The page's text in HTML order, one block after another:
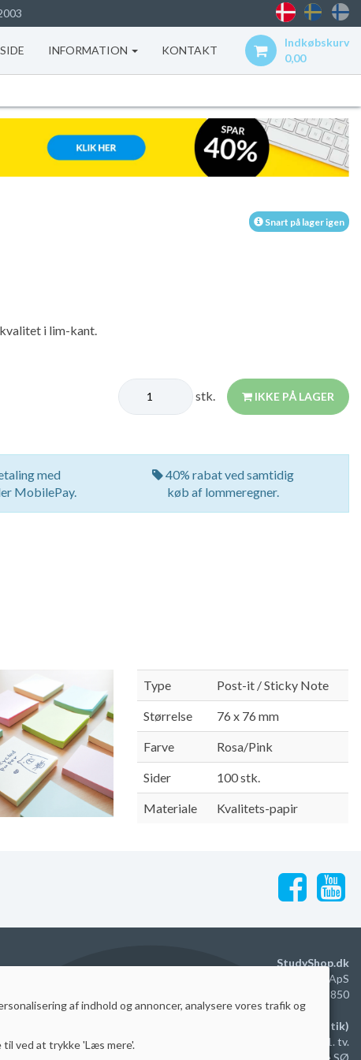
Indkøbskurv
0,00
INFORMATION KONTAKT
Snart på lager igen
i lim-kant.
stk. IKKE PÅ LAGER
med
MobilePay.
40% rabat ved samtidig
køb af lommeregner.
Type Post-it / Sticky Note
Størrelse 76 x 76 mm
Farve Rosa/Pink
Sider 100 stk.
Materiale Kvalitets-papir
StudyShop.dk
M2 Trading Group ApS
DK40579850
Administration (ingen butik)
Agerhatten 16B, dep. 3, 1. tv.
5220 Odense SØ
af indhold og annoncer, analysere vores trafik og
til ved at trykke 'Læs mere'.